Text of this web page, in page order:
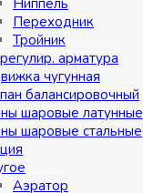
Переходник
Тройник
арматура
чугунная
балансировочный
шаровые латунные
шаровые стальные
Аэратор